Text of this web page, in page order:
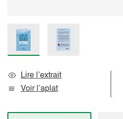
Lire l’extrait
Voir l’aplat